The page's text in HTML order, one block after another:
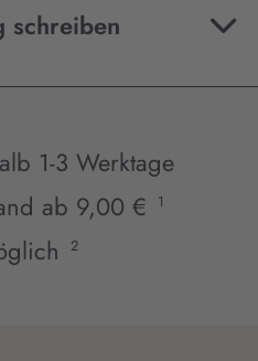
schreiben
1-3 Werktage
ab 9,00 €
1
2